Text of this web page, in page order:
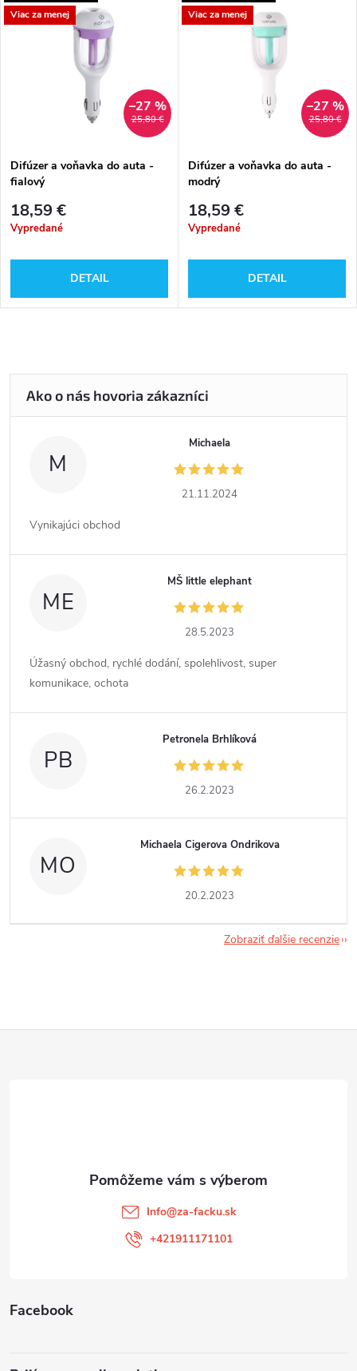
Viac za menej
25,80 €
–27 %
Difúzer a voňavka do auta -
fialový
18,59 €
Vypredané
DETAIL
Viac za menej
25,80 €
–27 %
Difúzer a voňavka do auta -
modrý
18,59 €
Vypredané
DETAIL
M
Michaela
21.11.2024
Vynikajúci obchod
ME
MŠ little elephant
28.5.2023
Úžasný obchod, rychlé dodání, spolehlivost, super
komunikace, ochota
PB
Petronela Brhlíková
26.2.2023
MO
Michaela Cigerova Ondrikova
20.2.2023
Zobraziť ďalšie recenzie
Facebook
Info@za-facku.sk
+421911171101